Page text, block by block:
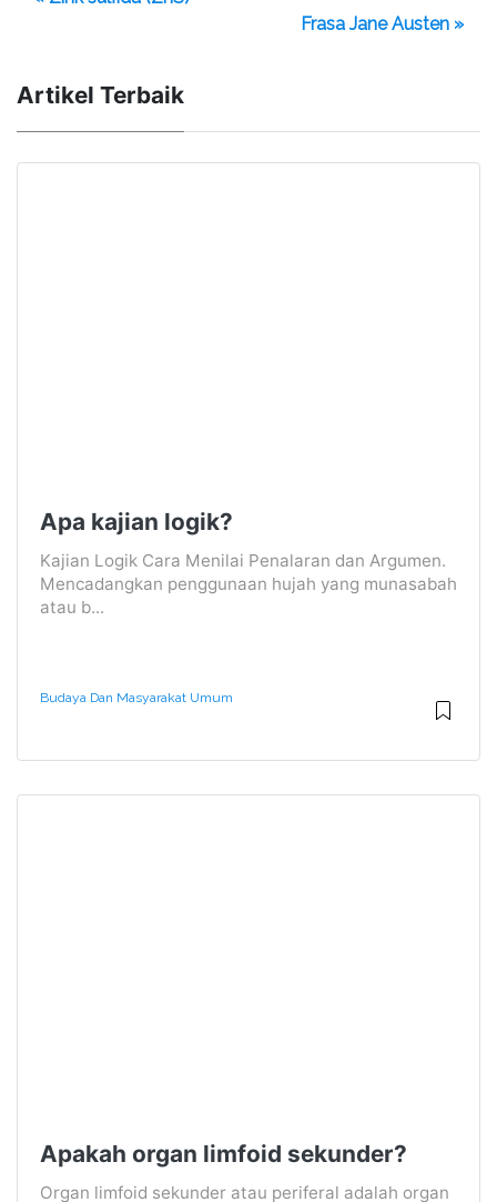
Frasa Jane Austen »
Artikel Terbaik
Apa kajian logik?
Kajian Logik Cara Menilai Penalaran dan Argumen.
Mencadangkan penggunaan hujah yang munasabah
atau b...
Budaya Dan Masyarakat Umum
Apakah organ limfoid sekunder?
Organ limfoid sekunder atau periferal adalah organ